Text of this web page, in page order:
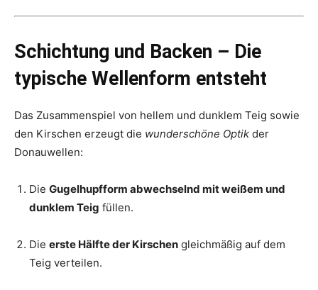
Schichtung und Backen – Die
typische Wellenform entsteht
Das Zusammenspiel von hellem und dunklem Teig sowie
den Kirschen erzeugt die wunderschöne Optik der
Donauwellen:
Die Gugelhupfform abwechselnd mit weißem und
dunklem Teig füllen.
Die erste Hälfte der Kirschen gleichmäßig auf dem
Teig verteilen.